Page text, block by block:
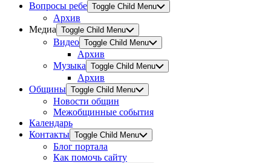
Вопросы ребе Toggle Child Menu
Архив
Медиа Toggle Child Menu
Видео Toggle Child Menu
Архив
Музыка Toggle Child Menu
Архив
Общины Toggle Child Menu
Новости общин
Межобщинные события
Календарь
Контакты Toggle Child Menu
Блог портала
Как помочь сайту